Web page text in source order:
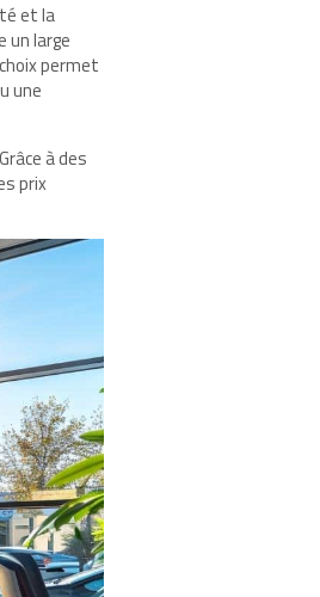
et la
large
permet
une
à des
prix